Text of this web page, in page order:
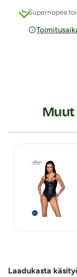
Supernopea
Laadukasta